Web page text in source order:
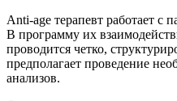
Anti-age терапевт работает
В программу их
проводится четко,
предполагает проведение
анализов.